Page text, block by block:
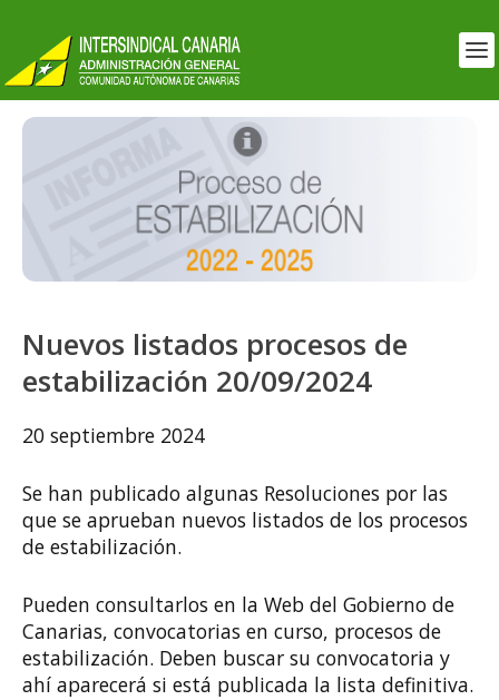
Nuevos listados procesos de
estabilización 20/09/2024
20 septiembre 2024
Se han publicado algunas Resoluciones por las
que se aprueban nuevos listados de los procesos
de estabilización.
Pueden consultarlos en la Web del Gobierno de
Canarias, convocatorias en curso, procesos de
estabilización. Deben buscar su convocatoria y
ahí aparecerá si está publicada la lista definitiva.